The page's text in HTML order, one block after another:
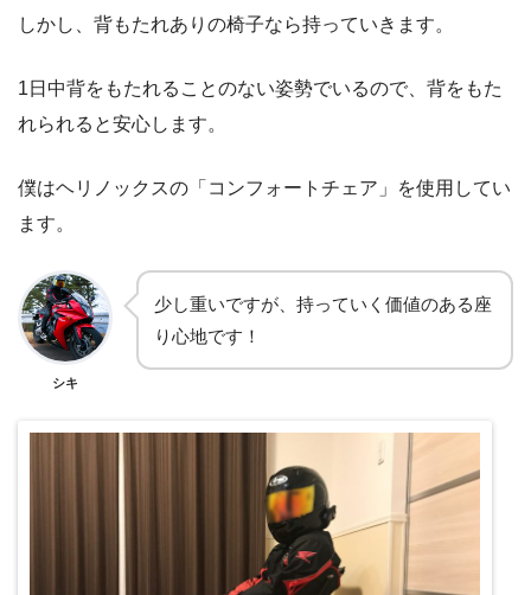
しかし、背もたれありの椅子なら持っていきます。
1日中背をもたれることのない姿勢でいるので、背をもた
れられると安心します。
僕はヘリノックスの「コンフォートチェア」を使用してい
ます。
シキ
少し重いですが、持っていく価値のある座
り心地です！